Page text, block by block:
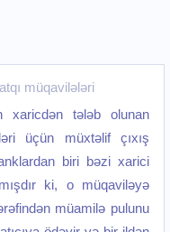
müqavilələri
xaricdən tələb olunan
üçün müxtəlif çıxış
biri bəzi xarici
ki, o müqaviləyə
müamilə pulunu